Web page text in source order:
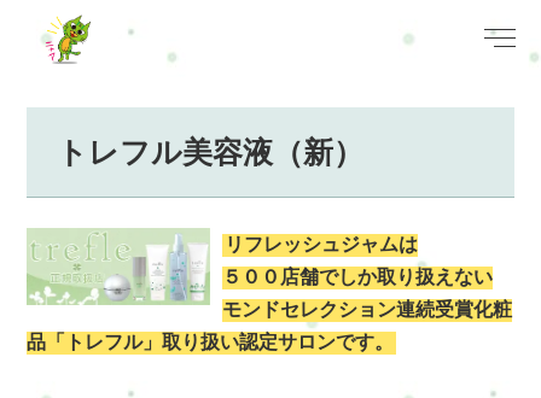
トレフル美容液（新）
リフレッシュジャムは
５００店舗でしか取り扱えない
モンドセレクション連続受賞化粧
品「トレフル」取り扱い認定サロンです。